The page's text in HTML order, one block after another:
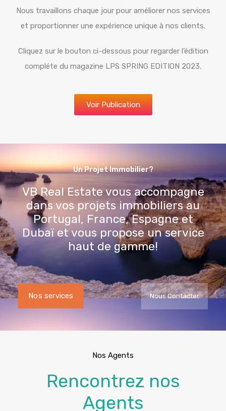
Nous travaillons chaque jour pour améliorer nos services
et proportionner une expérience unique à nos clients.
Cliquez sur le bouton ci-dessous pour regarder l’édition
compléte du magazine LPS SPRING EDITION 2023.
Voir Publication
Un Projet Immobilier?
VB Real Estate vous accompagne
dans vos projets immobiliers au
Portugal, France, Espagne et
Dubaï et vous propose un service
haut de gamme!
Nos services Nous Contacter
Nos Agents
Rencontrez nos
Agents